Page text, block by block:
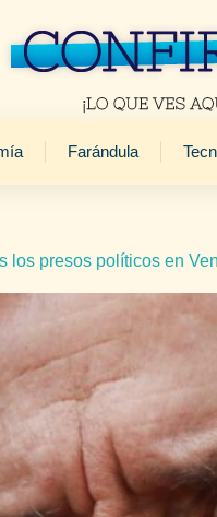
Farándula
los presos políticos en